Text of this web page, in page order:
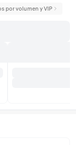
por volumen y VIP